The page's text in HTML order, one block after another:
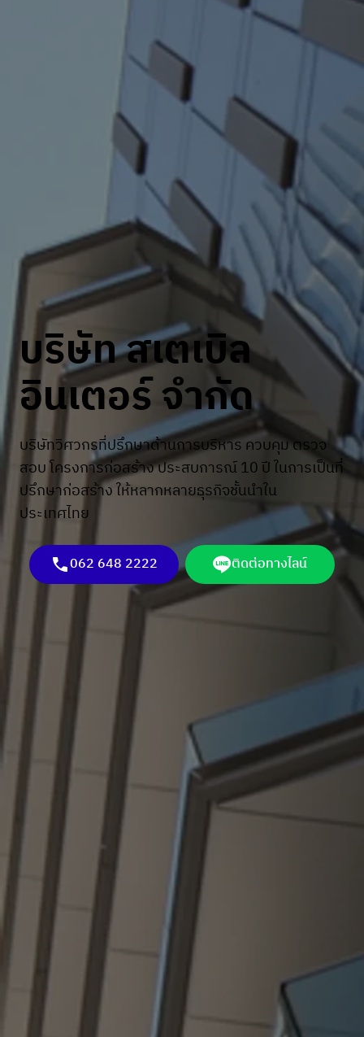
บริษัท สเตเบิล
อินเตอร์ จำกัด
บริษัทวิศวกรที่ปรึกษาด้านการบริหาร ควบคุม ตรวจ
สอบ โครงการก่อสร้าง ประสบการณ์ 10 ปี ในการเป็นที่
ปรึกษาก่อสร้าง ให้หลากหลายธุรกิจชั้นนำใน
ประเทศไทย
062 648 2222 ติดต่อทางไลน์